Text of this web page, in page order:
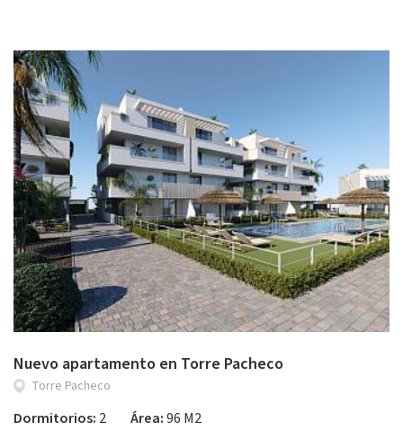
Nuevo apartamento en Torre Pacheco
Torre Pacheco
Dormitorios: 2 Área:96 M2